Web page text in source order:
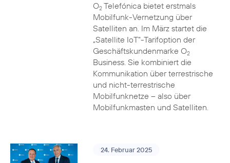
O2Telefónica bietet erstmals
Mobilfunk-Vernetzung über
Satelliten an. Im März startet die
„Satellite IoT”-Tarifoption der
Geschäftskundenmarke O2
Business. Sie kombiniert die
Kommunikation über terrestrische
und nicht-terrestrische
Mobilfunknetze – also über
Mobilfunkmasten und Satelliten.
24. Februar 2025